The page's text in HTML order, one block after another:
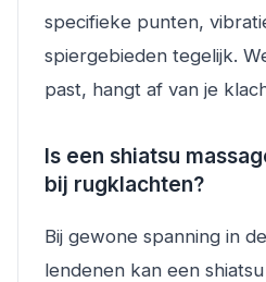
specifieke punten,
spiergebieden tegelijk.
past, hangt af van je
Is een shiatsu
bij rugklachten?
Bij gewone spanning in
lendenen kan een